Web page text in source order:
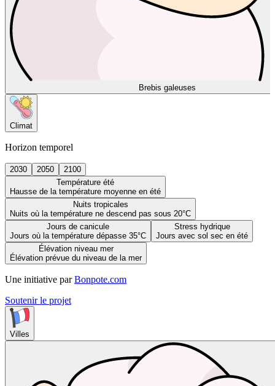
Brebis galeuses
Climat
Horizon temporel
2030 2050
2100
Température été
Hausse de la température moyenne en été
Nuits tropicales
Nuits où la température ne descend pas sous 20°C
Jours de canicule
Jours où la température dépasse 35°C
Stress hydrique
Jours avec sol sec en été
Élévation niveau mer
Élévation prévue du niveau de la mer
Une initiative par Bonpote.com
Soutenir le projet
Villes